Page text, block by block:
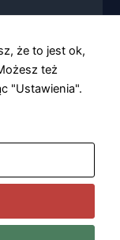
że to jest ok,
też
"Ustawienia".
mogli